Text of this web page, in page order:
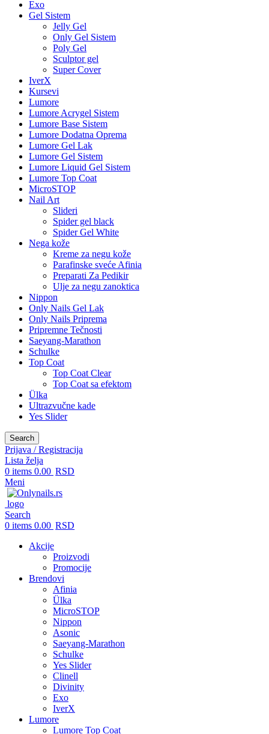
Exo
Gel Sistem
Jelly Gel
Only Gel Sistem
Poly Gel
Sculptor gel
Super Cover
IverX
Kursevi
Lumore
Lumore Acrygel Sistem
Lumore Base Sistem
Lumore Dodatna Oprema
Lumore Gel Lak
Lumore Gel Sistem
Lumore Liquid Gel Sistem
Lumore Top Coat
MicroSTOP
Nail Art
Slideri
Spider gel black
Spider Gel White
Nega kože
Kreme za negu kože
Parafinske sveće Afinia
Preparati Za Pedikir
Ulje za negu zanoktica
Nippon
Only Nails Gel Lak
Only Nails Priprema
Pripremne Tečnosti
Saeyang-Marathon
Schulke
Top Coat
Top Coat Clear
Top Coat sa efektom
Ülka
Ultrazvučne kade
Yes Slider
Search
Prijava / Registracija
Lista želja
0 items 0.00 RSD
Meni
Search
0 items 0.00 RSD
Akcije
Proizvodi
Promocije
Brendovi
Afinia
Ülka
MicroSTOP
Nippon
Asonic
Saeyang-Marathon
Schulke
Yes Slider
Clinell
Divinity
Exo
IverX
Lumore
Lumore Top Coat